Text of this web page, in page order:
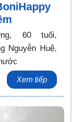
60 tuổi,
Nguyễn Huệ,
Xem tiếp